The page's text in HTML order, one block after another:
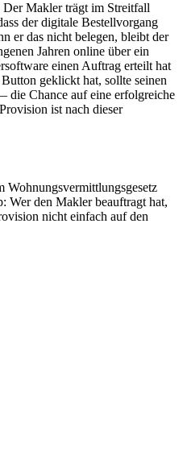
Makler trägt im Streitfall
der digitale Bestellvorgang
er das nicht belegen, bleibt der
Jahren online über ein
einen Auftrag erteilt hat
geklickt hat, sollte seinen
die Chance auf eine erfolgreiche
ist nach dieser
Wer den Makler beauftragt hat,
nicht einfach auf den